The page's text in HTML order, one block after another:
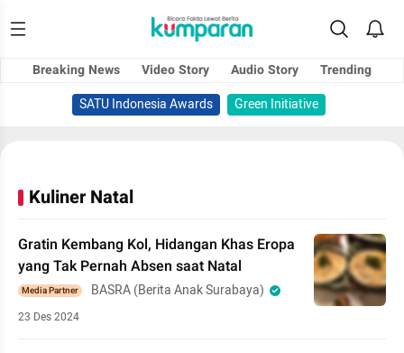
Breaking News Video Story Audio Story
Trending
SATU Indonesia Awards
Green Initiative
Kuliner Natal
Gratin Kembang Kol, Hidangan Khas Eropa
yang Tak Pernah Absen saat Natal
Media Partner BASRA (Berita Anak Surabaya)
23 Des 2024